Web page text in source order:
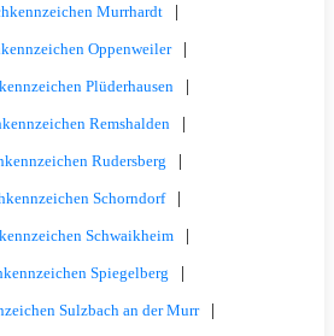
Murrhardt |
Oppenweiler |
Plüderhausen |
Remshalden |
Rudersberg |
Schorndorf |
Schwaikheim |
Spiegelberg |
Sulzbach an der Murr |